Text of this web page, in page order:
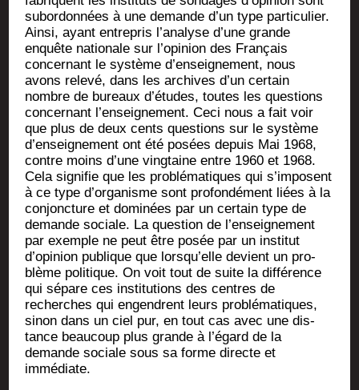
subor­don­nées à une demande d’un type par­ti­cu­lier.
Ain­si, ayant entre­pris l’analyse d’une grande
enquête natio­nale sur l’opinion des Fran­çais
concer­nant le sys­tème d’enseignement, nous
avons rele­vé, dans les archives d’un cer­tain
nombre de bureaux d’études, toutes les ques­tions
concer­nant l’enseignement. Ceci nous a fait voir
que plus de deux cents ques­tions sur le sys­tème
d’enseignement ont été posées depuis Mai 1968,
contre moins d’une ving­taine entre 1960 et 1968.
Cela signi­fie que les pro­blé­ma­tiques qui s’imposent
à ce type d’organisme sont pro­fon­dé­ment liées à la
conjonc­ture et domi­nées par un cer­tain type de
demande sociale. La ques­tion de l’enseignement
par exemple ne peut être posée par un ins­ti­tut
d’opinion publique que lorsqu’elle devient un pro­
blème poli­tique. On voit tout de suite la dif­fé­rence
qui sépare ces ins­ti­tu­tions des centres de
recherches qui engendrent leurs pro­blé­ma­tiques,
sinon dans un ciel pur, en tout cas avec une dis­
tance beau­coup plus grande à l’égard de la
demande sociale sous sa forme directe et
immédiate.